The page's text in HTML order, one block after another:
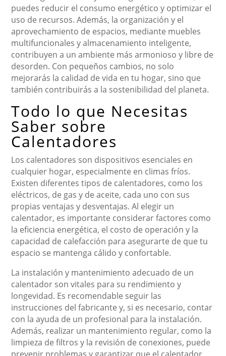
puedes reducir el consumo energético y optimizar el
uso de recursos. Además, la organización y el
aprovechamiento de espacios, mediante muebles
multifuncionales y almacenamiento inteligente,
contribuyen a un ambiente más armonioso y libre de
desorden. Con pequeños cambios, no solo
mejorarás la calidad de vida en tu hogar, sino que
también contribuirás a la sostenibilidad del planeta.
Todo lo que Necesitas
Saber sobre
Calentadores
Los calentadores son dispositivos esenciales en
cualquier hogar, especialmente en climas fríos.
Existen diferentes tipos de calentadores, como los
eléctricos, de gas y de aceite, cada uno con sus
propias ventajas y desventajas. Al elegir un
calentador, es importante considerar factores como
la eficiencia energética, el costo de operación y la
capacidad de calefacción para asegurarte de que tu
espacio se mantenga cálido y confortable.
La instalación y mantenimiento adecuado de un
calentador son vitales para su rendimiento y
longevidad. Es recomendable seguir las
instrucciones del fabricante y, si es necesario, contar
con la ayuda de un profesional para la instalación.
Además, realizar un mantenimiento regular, como la
limpieza de filtros y la revisión de conexiones, puede